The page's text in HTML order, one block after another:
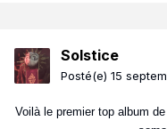
Solstice
Posté(e) 15
Voilà le premier top album